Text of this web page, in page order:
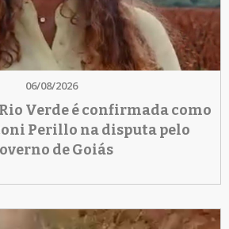
06/08/2026
Verde é confirmada como
Perillo na disputa pelo
de Goiás